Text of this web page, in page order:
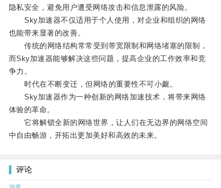
隐私安全，避免用户遭受网络攻击和信息泄露的风险。
Sky加速器不仅适用于个人使用，对企业和组织的网络
也能带来显著的改善。
传统的网络结构常常受到带宽限制和网络堵塞的限制，
而Sky加速器能够解决这些问题，提高企业的工作效率和竞
争力。
时代在不断变迁，但网络的重要性不可小觑。
Sky加速器作为一种创新的网络加速技术，将带来网络
体验的革命。
它将解锁全新的网络世界，让人们在无边界的网络空间
中自由畅游，开拓出更加美好和高效的未来。
评论